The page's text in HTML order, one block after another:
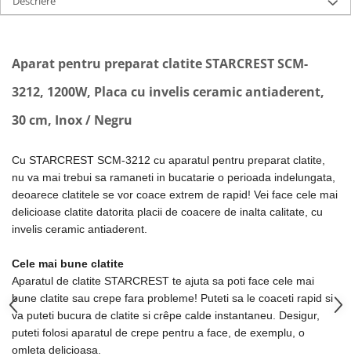
Masini de spalat vase
Incorporabile
Uscatoare de rufe
Uscatoare cu condensare
Uscatoare cu pompa de caldura
Vitrine frigorifice
Vitrine pentru vinuri
Ingrijire personala
Cantare corporale
Ingrijire tesaturi
Masini de cusut
Ondulatoare
Perii de par electrice
Periute de dinti electrice
Placi de indreptat parul
Plite
Preparare alimente
Masini de tocat
Televizoare
Ecrane de proiectie
Tabla interactiva
Videoproiectoare
Aparat pentru preparat clatite STARCREST SCM-
3212, 1200W, Placa cu invelis ceramic antiaderent,
30 cm, Inox / Negru
Cu STARCREST SCM-3212 cu aparatul pentru preparat clatite,
nu va mai trebui sa ramaneti in bucatarie o perioada indelungata,
deoarece clatitele se vor coace extrem de rapid! Vei face cele mai
delicioase clatite datorita placii de coacere de inalta calitate, cu
invelis ceramic antiaderent.
Cele mai bune clatite
Aparatul de clatite STARCREST te ajuta sa poti face cele mai
bune clatite sau crepe fara probleme! Puteti sa le coaceti rapid si
va puteti bucura de clatite si crêpe calde instantaneu. Desigur,
puteti folosi aparatul de crepe pentru a face, de exemplu, o
omleta delicioasa.